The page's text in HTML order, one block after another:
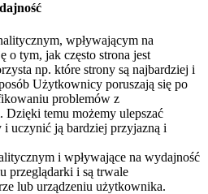
wpływającym na
o tym, jak często strona jest
np. które strony są najbardziej i
Użytkownicy poruszają się po
problemów z
Dzięki temu możemy ulepszać
uczynić ją bardziej przyjazną i
i wpływające na wydajność
przeglądarki i są trwale
lub urządzeniu użytkownika.